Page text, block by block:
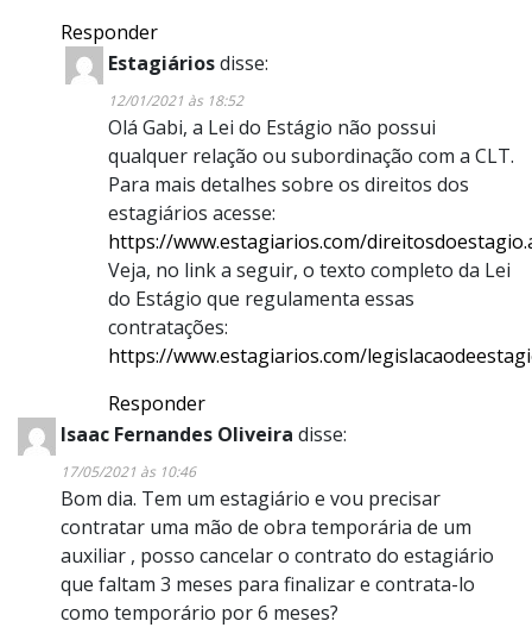
Responder
Estagiáriosdisse:
12/01/2021 às 18:52
Olá Gabi, a Lei do Estágio não possui
qualquer relação ou subordinação com a CLT.
Para mais detalhes sobre os direitos dos
estagiários acesse:
https://www.estagiarios.com/
Veja, no link a seguir, o texto completo da Lei
do Estágio que regulamenta essas
contratações:
https://www.estagiarios.com/
Responder
Isaac Fernandes Oliveira disse:
17/05/2021 às 10:46
Bom dia. Tem um estagiário e vou precisar
contratar uma mão de obra temporária de um
auxiliar , posso cancelar o contrato do estagiário
que faltam 3 meses para finalizar e contrata-lo
como temporário por 6 meses?